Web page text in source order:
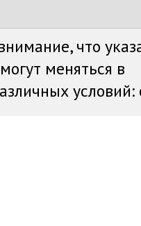
что
меняться в